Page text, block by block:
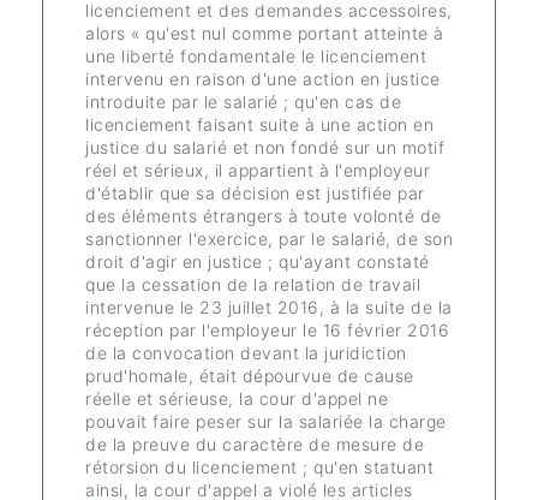
licenciement et des demandes accessoires,
alors « qu'est nul comme portant atteinte à
une liberté fondamentale le licenciement
intervenu en raison d'une action en justice
introduite par le salarié ; qu'en cas de
licenciement faisant suite à une action en
justice du salarié et non fondé sur un motif
réel et sérieux, il appartient à l'employeur
d'établir que sa décision est justifiée par
des éléments étrangers à toute volonté de
sanctionner l'exercice, par le salarié, de son
droit d'agir en justice ; qu'ayant constaté
que la cessation de la relation de travail
intervenue le 23 juillet 2016, à la suite de la
réception par l'employeur le 16 février 2016
de la convocation devant la juridiction
prud'homale, était dépourvue de cause
réelle et sérieuse, la cour d'appel ne
pouvait faire peser sur la salariée la charge
de la preuve du caractère de mesure de
rétorsion du licenciement ; qu'en statuant
ainsi, la cour d'appel a violé les articles